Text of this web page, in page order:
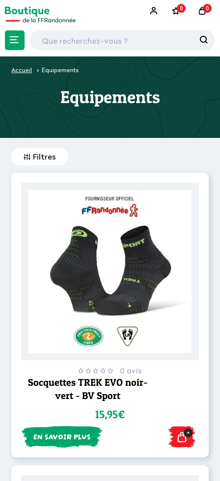
0 0
Accueil Equipements
Equipements
Filtres
0 avis
Socquettes TREK EVO noir-
vert - BV Sport
15,95€
EN SAVOIR PLUS +